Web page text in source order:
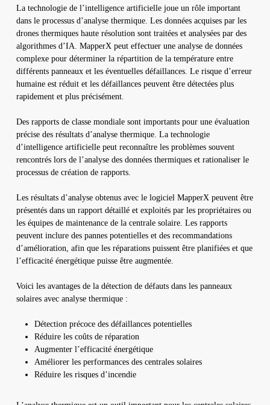
La technologie de l’intelligence artificielle joue un rôle important
dans le processus d’analyse thermique. Les données acquises par les
drones thermiques haute résolution sont traitées et analysées par des
algorithmes d’IA. MapperX peut effectuer une analyse de données
complexe pour déterminer la répartition de la température entre
différents panneaux et les éventuelles défaillances. Le risque d’erreur
humaine est réduit et les défaillances peuvent être détectées plus
rapidement et plus précisément.
Des rapports de classe mondiale sont importants pour une évaluation
précise des résultats d’analyse thermique. La technologie
d’intelligence artificielle peut reconnaître les problèmes souvent
rencontrés lors de l’analyse des données thermiques et rationaliser le
processus de création de rapports.
Les résultats d’analyse obtenus avec le logiciel MapperX peuvent être
présentés dans un rapport détaillé et exploités par les propriétaires ou
les équipes de maintenance de la centrale solaire. Les rapports
peuvent inclure des pannes potentielles et des recommandations
d’amélioration, afin que les réparations puissent être planifiées et que
l’efficacité énergétique puisse être augmentée.
Voici les avantages de la détection de défauts dans les panneaux
solaires avec analyse thermique :
Détection précoce des défaillances potentielles
Réduire les coûts de réparation
Augmenter l’efficacité énergétique
Améliorer les performances des centrales solaires
Réduire les risques d’incendie